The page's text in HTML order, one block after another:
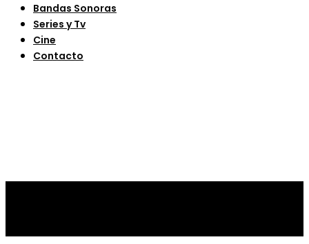
Bandas Sonoras
Series y Tv
Cine
Contacto